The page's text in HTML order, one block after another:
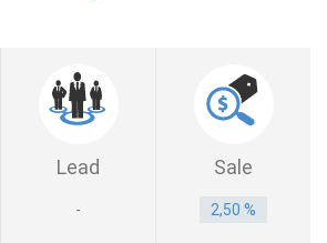
Lead Sale
- 2,50 %